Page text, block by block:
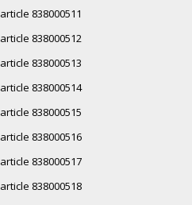
article 838000511
article 838000512
article 838000513
article 838000514
article 838000515
article 838000516
article 838000517
article 838000518